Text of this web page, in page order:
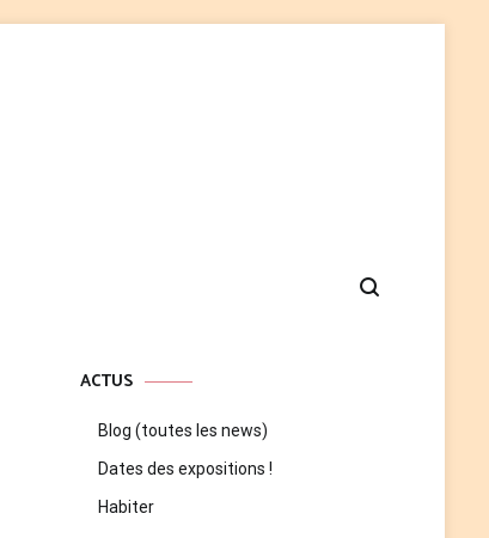
ACTUS
Blog (toutes les news)
Dates des expositions !
Habiter